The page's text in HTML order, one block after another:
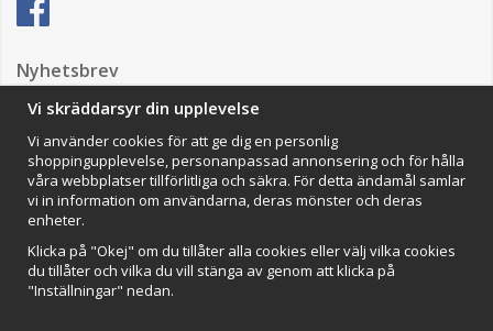
Nyhetsbrev
Impressum
VAMOS Commerce AB
Organisationsnummer: 559502-0453
Vi skräddarsyr din upplevelse
Vi använder cookies för att ge dig en personlig
shoppingupplevelse, personanpassad annonsering och för hålla
våra webbplatser tillförlitliga och säkra. För detta ändamål samlar
vi in information om användarna, deras mönster och deras
enheter.
Klicka på "Okej" om du tillåter alla cookies eller välj vilka cookies
du tillåter och vilka du vill stänga av genom att klicka på
"Inställningar" nedan.